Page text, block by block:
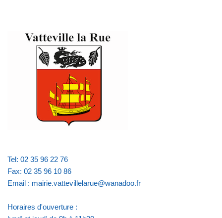
Tel: 02 35 96 22 76
Fax: 02 35 96 10 86
Email : mairie.vattevillelarue@wanadoo.fr
Horaires d'ouverture :